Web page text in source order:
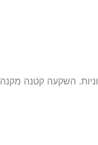
השקעה קטנה מקנה